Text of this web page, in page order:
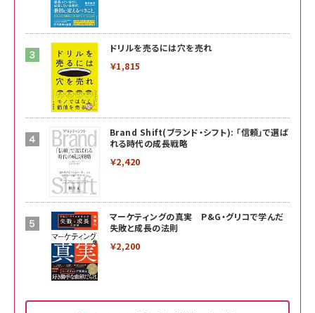
ドリルを売るには穴を売れ
￥1,815
Brand Shift(ブランド・シフト): 「信頼」で選ば
れる時代の成長戦略
￥2,420
マーケティングの真実 P&G・グリコで学んだ
失敗と成長の法則
￥2,200